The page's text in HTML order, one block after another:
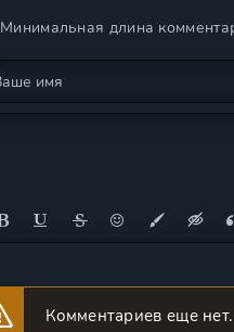
Минимальная длина
Комментариев еще